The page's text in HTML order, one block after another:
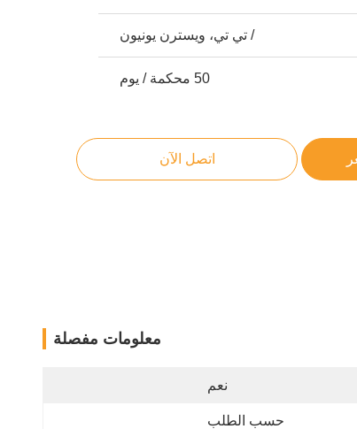
/ تي تي، ويسترن يونيون
50 محكمة / يوم
اتصل الآن
معلومات مفصلة
نعم
حسب الطلب